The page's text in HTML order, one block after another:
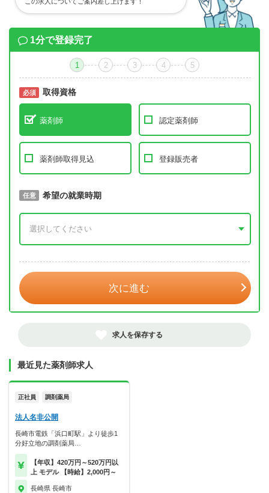
1分で登録完了
1 2 3 4 5
必須 取得資格
薬剤師 認定薬剤師
薬剤師取得見込 登録販売者
必須 取得予定年
任意 希望の就業時期
次に進む
求人を保存する
最近見た薬剤師求人
正社員 調剤薬局
法人名非公開
長崎市電鉄「浜口町駅」より徒歩1
分好立地の調剤薬局…
【年収】420万円～520万円以
上 モデル 【時給】2,000円～
長崎県 長崎市